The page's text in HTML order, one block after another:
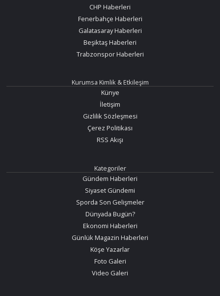
CHP Haberleri
Fenerbahçe Haberleri
Galatasaray Haberleri
Beşiktaş Haberleri
Trabzonspor Haberleri
Kurumsa Kimlik & Etkileşim
Künye
İletişim
Gizlilik Sözleşmesi
Çerez Politikası
RSS Akışı
Kategoriler
Gündem Haberleri
Siyaset Gündemi
Sporda Son Gelişmeler
Dünyada Bugün?
Ekonomi Haberleri
Günlük Magazin Haberleri
Köşe Yazarlar
Foto Galeri
Video Galeri